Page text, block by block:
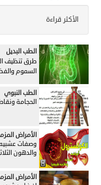
الأكثر قراءة
الطب البديل
طرق تنظيف
السموم
الطب النبوي
الحجامة
الأمراض
وصفات عشبيه
والدهون
الأمراض